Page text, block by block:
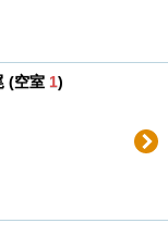
(空室 1)